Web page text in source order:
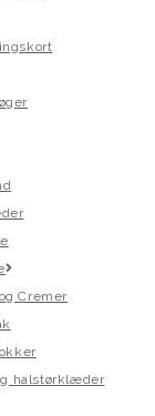
Cremer
halstørklæder